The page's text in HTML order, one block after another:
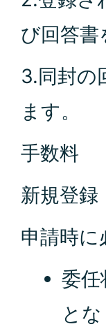
び回答書
3.同封の
ます。
手数料
新規登
申請時に
委
とな